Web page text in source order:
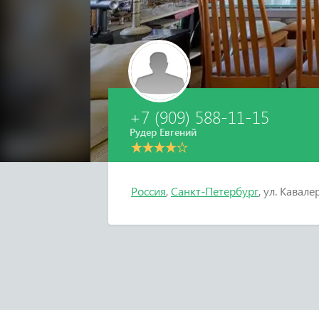
+7 (909) 588-11-15
Рудер Евгений
Россия,Санкт-Петербург, ул.